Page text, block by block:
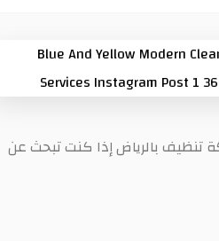
تنظيف بالرياض إذا كنت تبحث عن